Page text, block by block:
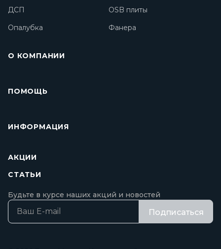
ДСП
OSB плиты
Опалубка
Фанера
О КОМПАНИИ
ПОМОЩЬ
ИНФОРМАЦИЯ
АКЦИИ
СТАТЬИ
Будьте в курсе наших акций и новостей
Подписаться